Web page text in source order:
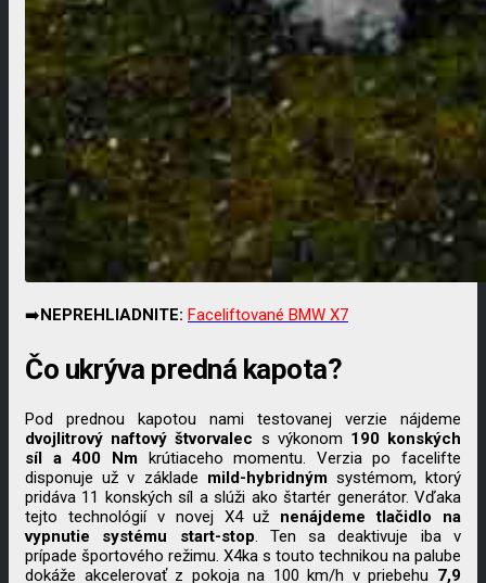
➡️NEPREHLIADNITE: Faceliftované BMW X7
Čo ukrýva predná kapota?
Pod prednou kapotou nami testovanej verzie nájdeme
dvojlitrový naftový štvorvalec s výkonom 190 konských
síl a 400 Nmkrútiaceho momentu. Verzia po facelifte
disponuje už v základe mild-hybridnýmsystémom, ktorý
pridáva 11 konských síl a slúži ako štartér generátor. Vďaka
tejto technológií v novej X4 už nenájdeme tlačidlo na
vypnutie systému start-stop. Ten sa deaktivuje iba v
prípade športového režimu. X4ka s touto technikou na palube
dokáže akcelerovať z pokoja na 100 km/h v priebehu 7,9